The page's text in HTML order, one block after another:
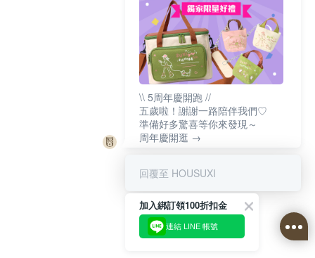
\\ 5周年慶開跑 //
五歲啦！謝謝一路陪伴我們♡
準備好多驚喜等你來發現～
周年慶開逛 →
回覆至 HOUSUXI
加入綁訂領100折扣金
連結 LINE 帳號